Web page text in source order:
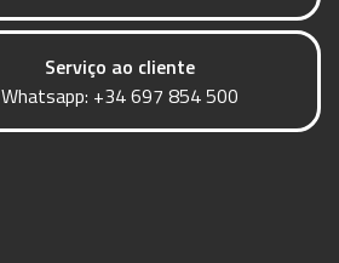
Serviço ao cliente
Whatsapp: +34 697 854 500